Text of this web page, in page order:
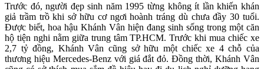
Trước đó, người đẹp sinh năm 1995 từng không ít lần khiến khán
giả trầm trồ khi sở hữu cơ ngơi hoành tráng dù chưa đầy 30 tuổi.
Được biết, hoa hậu Khánh Vân hiện đang sinh sống trong một căn
hộ tiện nghi nằm giữa trung tâm TP.HCM. Trước khi mua chiếc xe
2,7 tỷ đồng, Khánh Vân cũng sở hữu một chiếc xe 4 chỗ của
thương hiệu Mercedes-Benz với giá đắt đỏ. Đồng thời, Khánh Vân